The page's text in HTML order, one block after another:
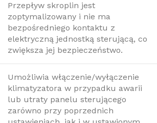
Przepływ skroplin jest
zoptymalizowany i nie ma
bezpośredniego kontaktu z
elektryczną jednostką sterującą, co
zwiększa jej bezpieczeństwo.
Umożliwia włączenie/wyłączenie
klimatyzatora w przypadku awarii
lub utraty panelu sterującego
zarówno przy poprzednich